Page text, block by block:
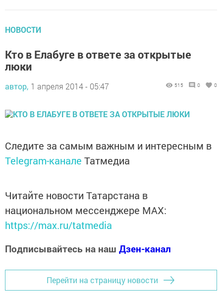
НОВОСТИ
Кто в Елабуге в ответе за открытые
люки
автор, 1 апреля 2014 - 05:47 515 0 0
Следите за самым важным и интересным в
Telegram-канале Татмедиа
Читайте новости Татарстана в
национальном мессенджере MАХ:
https://max.ru/tatmedia
Подписывайтесь на наш Дзен-канал
Перейти на страницу новости